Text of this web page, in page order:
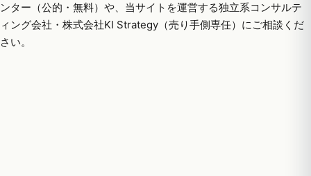
ンター（公的・無料）や、当サイトを運営する独立系コンサルテ
ィング会社・株式会社KI Strategy（売り手側専任）にご相談くだ
さい。